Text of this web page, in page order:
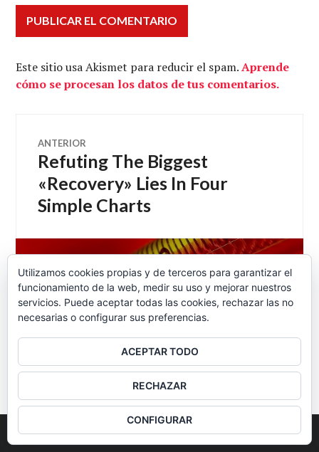
Este sitio usa Akismet para reducir el spam.Aprende
cómo se procesan los datos de tus comentarios.
Navegación
de
entradas
ANTERIOR
Entrada
anterior:
Refuting The Biggest
«Recovery» Lies In Four
Simple Charts
SIGUIENTE
Entrada
siguiente:
La fiebre del sistema –
Economía Directa 18-1-2014
BARRA
LATERAL
2026 Colectivo Burbuja
Utilizamos cookies propias y de terceros para garantizar el
funcionamiento de la web, medir su uso y mejorar nuestros
servicios. Puede aceptar todas las cookies, rechazar las no
necesarias o configurar sus preferencias.
ACEPTAR TODO
RECHAZAR
CONFIGURAR